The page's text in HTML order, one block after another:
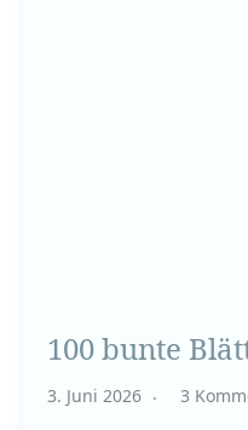
100 bunte
3. Juni 2026 3